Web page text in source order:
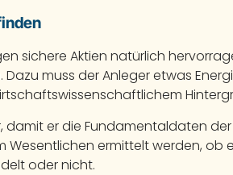
sichere Aktien natürlich
muss der Anleger etwas
damit er die Fundamentaldaten
Wesentlichen ermittelt werden, ob
oder nicht.